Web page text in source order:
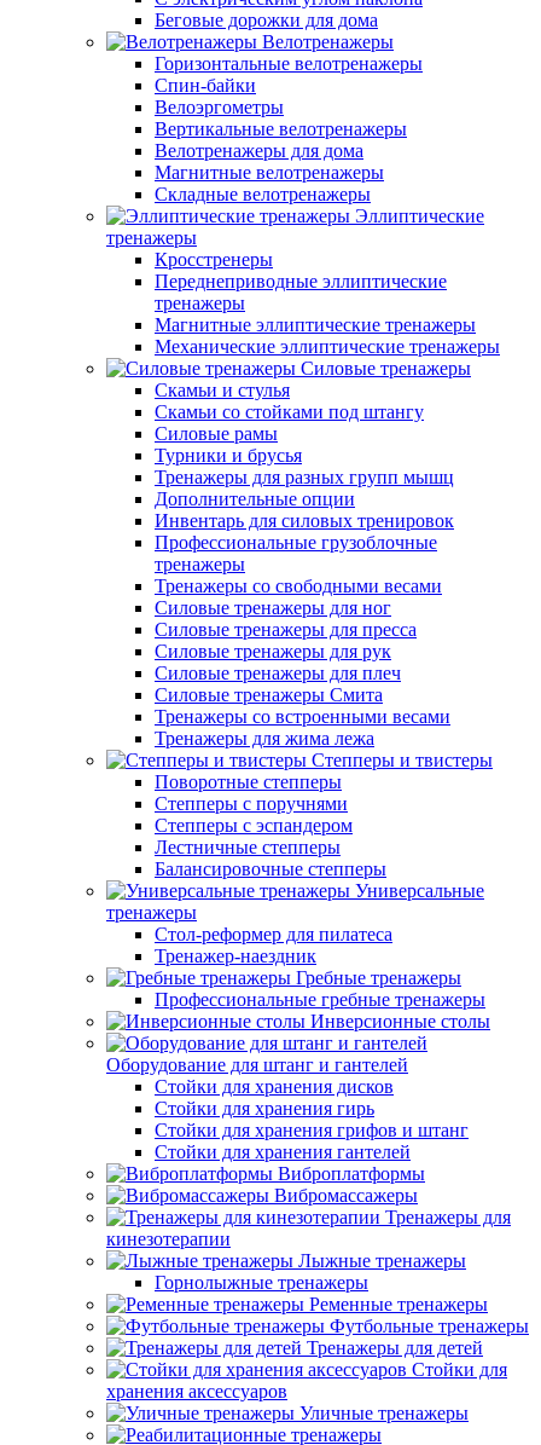
Беговые дорожки для дома
Велотренажеры
Горизонтальные велотренажеры
Спин-байки
Велоэргометры
Вертикальные велотренажеры
Велотренажеры для дома
Магнитные велотренажеры
Складные велотренажеры
Эллиптические
тренажеры
Кросстренеры
Переднеприводные эллиптические
тренажеры
Магнитные эллиптические тренажеры
Механические эллиптические тренажеры
Силовые тренажеры
Скамьи и стулья
Скамьи со стойками под штангу
Силовые рамы
Турники и брусья
Тренажеры для разных групп мышц
Дополнительные опции
Инвентарь для силовых тренировок
Профессиональные грузоблочные
тренажеры
Тренажеры со свободными весами
Силовые тренажеры для ног
Силовые тренажеры для пресса
Силовые тренажеры для рук
Силовые тренажеры для плеч
Силовые тренажеры Смита
Тренажеры со встроенными весами
Тренажеры для жима лежа
Степперы и твистеры
Поворотные степперы
Степперы с поручнями
Степперы с эспандером
Лестничные степперы
Балансировочные степперы
Универсальные
тренажеры
Стол-реформер для пилатеса
Тренажер-наездник
Гребные тренажеры
Профессиональные гребные тренажеры
Инверсионные столы
Оборудование для штанг и гантелей
Стойки для хранения дисков
Стойки для хранения гирь
Стойки для хранения грифов и штанг
Стойки для хранения гантелей
Виброплатформы
Вибромассажеры
Тренажеры для
кинезотерапии
Лыжные тренажеры
Горнолыжные тренажеры
Ременные тренажеры
Футбольные тренажеры
Тренажеры для детей
Стойки для
хранения аксессуаров
Уличные тренажеры